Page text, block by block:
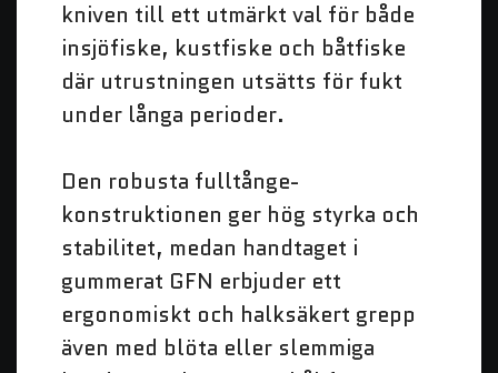
kniven till ett utmärkt val för både
insjöfiske, kustfiske och båtfiske
där utrustningen utsätts för fukt
under långa perioder.
Den robusta fulltånge-
konstruktionen ger hög styrka och
stabilitet, medan handtaget i
gummerat GFN erbjuder ett
ergonomiskt och halksäkert grepp
även med blöta eller slemmiga